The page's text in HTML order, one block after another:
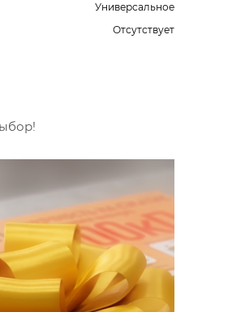
Универсальное
Отсутствует